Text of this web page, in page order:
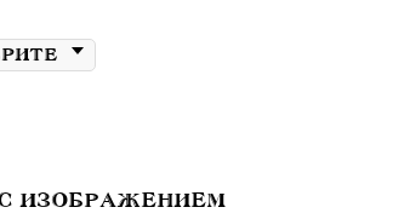
ИЗОБРАЖЕНИЕМ